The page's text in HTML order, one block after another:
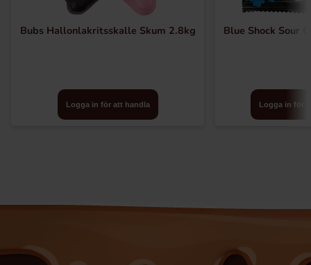
Bubs Hallonlakritsskalle Skum 2.8kg
Logga in för att handla
Blue Shock Sour
Logga in för